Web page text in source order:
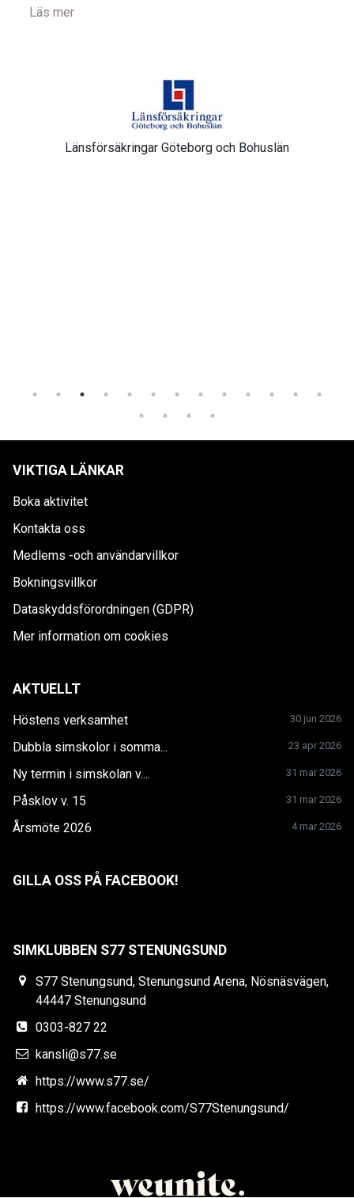
Läs mer
Länsförsäkringar Göteborg och Bohuslän
VIKTIGA LÄNKAR
Boka aktivitet
Kontakta oss
Medlems -och användarvillkor
Bokningsvillkor
Dataskyddsförordningen (GDPR)
Mer information om cookies
AKTUELLT
Höstens verksamhet 30 jun 2026
Dubbla simskolor i somma... 23 apr 2026
Ny termin i simskolan v.... 31 mar 2026
Påsklov v. 15 31 mar 2026
Årsmöte 2026 4 mar 2026
GILLA OSS PÅ FACEBOOK!
SIMKLUBBEN S77 STENUNGSUND
S77 Stenungsund, Stenungsund Arena, Nösnäsvägen,
44447 Stenungsund
0303-827 22
kansli@s77.se
https://www.s77.se/
https://www.facebook.com/S77Stenungsund/